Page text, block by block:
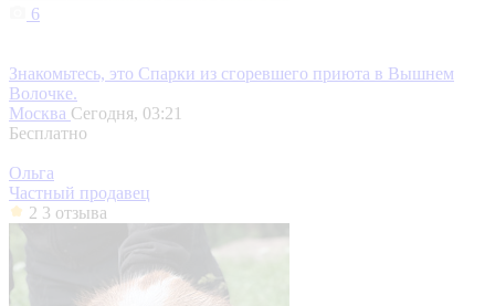
6
Знакомьтесь, это Спарки из сгоревшего приюта в Вышнем
Волочке.
Москва Сегодня, 03:21
Бесплатно
Ольга
Частный продавец
2 3 отзыва